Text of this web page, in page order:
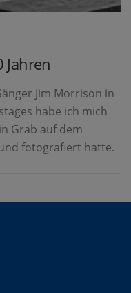
Jim Morrison in
habe ich mich
Grab auf dem
fotografiert hatte.